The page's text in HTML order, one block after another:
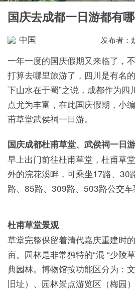
国庆去成都一日游都有
中国 发布者：
一年一度的国庆假期又来临了，
打算去哪里旅游了，四川是有名
下山水在于蜀”之说，成都作为四
点尤为丰富，在此国庆假期，小
甫草堂武侯祠一日游。
国庆成都杜甫草堂、武侯祠一
早上出门前往杜甫草堂，杜甫草
外的浣花溪畔，可乘坐17路、30
路、85路、309路、503路公交车
杜甫草堂景观
草堂完整保留着清代嘉庆重建时
亩。园林是非常独特的“混 “少陵
典园林。博物馆按功能区分为：
旧址）、园林景点游览区（梅园